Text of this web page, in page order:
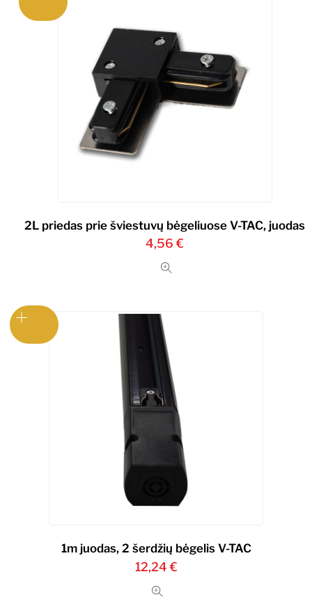
2L priedas prie šviestuvų bėgeliuose V-TAC, juodas
4,56€
1m juodas, 2 šerdžių bėgelis V-TAC
12,24 €